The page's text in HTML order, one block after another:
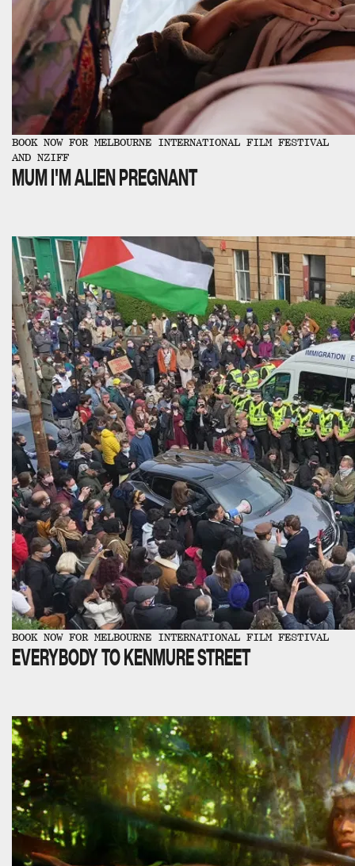
BOOK NOW FOR MELBOURNE INTERNATIONAL FILM FESTIVAL
AND NZIFF
MUM I'M ALIEN PREGNANT
BOOK NOW FOR MELBOURNE INTERNATIONAL FILM FESTIVAL
EVERYBODY TO KENMURE STREET